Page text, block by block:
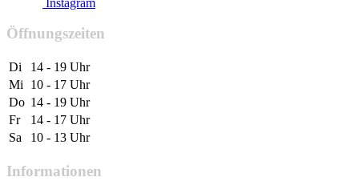
Öffnungszeiten
Di
14 - 19 Uhr
Mi
10 - 17 Uhr
Do 14 - 19 Uhr
Fr
14 - 17 Uhr
Sa
10 - 13 Uhr
Informationen